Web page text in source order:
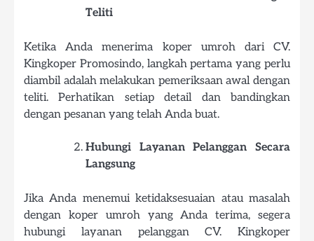
Teliti
Ketika Anda menerima koper umroh dari CV.
Kingkoper Promosindo, langkah pertama yang perlu
diambil adalah melakukan pemeriksaan awal dengan
teliti. Perhatikan setiap detail dan bandingkan
dengan pesanan yang telah Anda buat.
Hubungi Layanan Pelanggan Secara
Langsung
Jika Anda menemui ketidaksesuaian atau masalah
dengan koper umroh yang Anda terima, segera
hubungi layanan pelanggan CV. Kingkoper